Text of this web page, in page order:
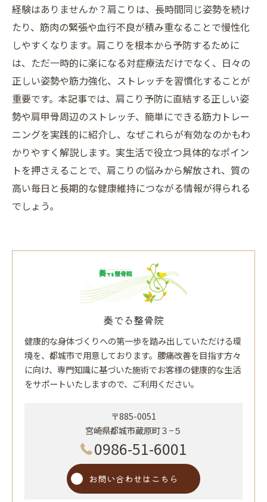
経験はありませんか？肩こりは、長時間同じ姿勢を続け
たり、筋肉の緊張や血行不良が積み重なることで慢性化
しやすくなります。肩こりを根本から予防するために
は、ただ一時的に楽になる対症療法だけでなく、日々の
正しい姿勢や筋力強化、ストレッチを習慣化することが
重要です。本記事では、肩こり予防に直結する正しい姿
勢や肩甲骨周辺のストレッチ、簡単にできる筋力トレー
ニングを実践的に紹介し、なぜこれらが有効なのかもわ
かりやすく解説します。実生活で役立つ具体的なポイン
トを押さえることで、肩こりの悩みから解放され、質の
高い毎日と長期的な健康維持につながる情報が得られる
でしょう。
奏でる整骨院
健康的な身体づくりへの第一歩を踏み出していただける環
境を、都城市で用意しております。腰痛改善を目指す方々
に向け、専門知識に基づいた施術でお客様の健康的な生活
をサポートいたしますので、ご利用ください。
〒885-0051
宮崎県都城市蔵原町３−５
0986-51-6001
お問い合わせはこちら